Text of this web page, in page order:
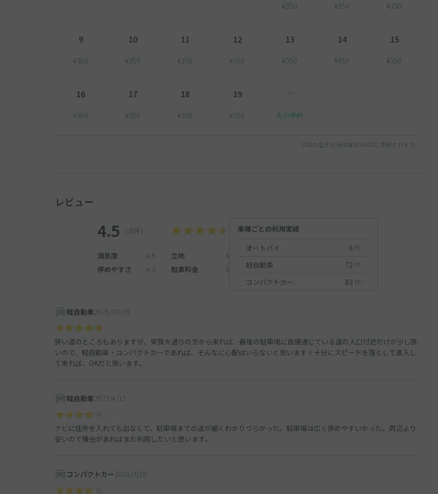
¥350 ¥350 ¥350
9
¥350
10
¥350
11
¥350
12
¥350
13
¥350
14
¥350
15
¥350
16
¥350
17
¥350
18
¥350
19
¥350 先行予約
以降の空き状況は毎日24:00に更新されます。
レビュー
4.5 （4件）
満足度 4.5 立地
4
停めやすさ
4.3 駐車料金 5
車種ごとの利用実績
オートバイ
6 件
軽自動車
72 件
コンパクトカー
83 件
軽自動車2025/10/30
狭い道のところもありますが、実質大通りの方から来れば、最後の駐車場に直接通じている道の入口付近だけが少し狭
いので、軽自動車・コンパクトカーであれば、そんなに心配はいらないと思います！十分にスピードを落として進入し
て来れば、OKだと思います。
軽自動車2021/4/12
ナビに住所を入れても出なくて、駐車場までの道が細くわかりづらかった。駐車場は広く停めやすいかった。周辺より
安いので機会があればまた利用したいと思います。
コンパクトカー 2021/3/19